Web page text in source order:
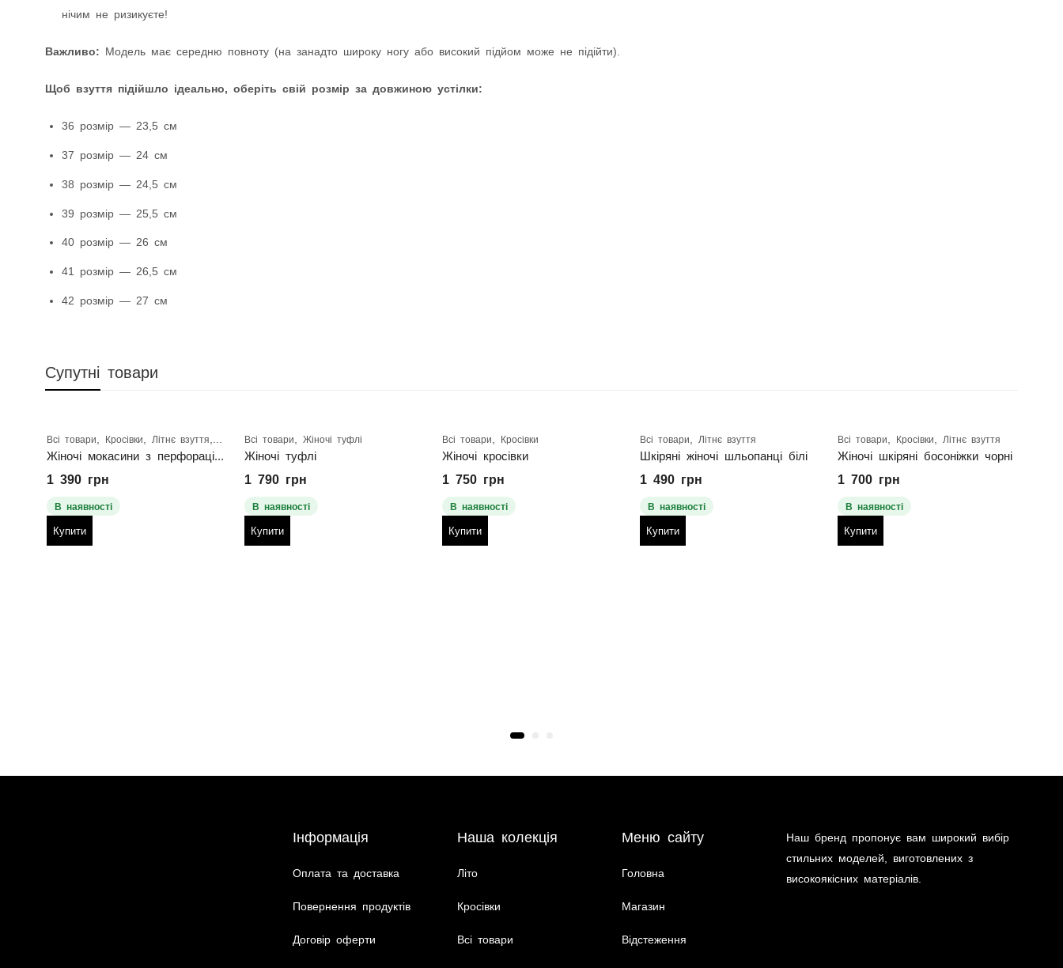
нічим не ризикуєте!
Важливо: Модель має середню повноту (на занадто широку ногу або високий підйом може не підійти).
Щоб взуття підійшло ідеально, оберіть свій розмір за довжиною устілки:
36 розмір — 23,5 см
37 розмір — 24 см
38 розмір — 24,5 см
39 розмір — 25,5 см
40 розмір — 26 см
41 розмір — 26,5 см
42 розмір — 27 см
Супутні товари
Всі товари Кросівки Літнє взуття Розпродаж туфлі, кросівки
1 390 грн
В наявності
Купити
Всі товари Жіночі туфлі
Жіночі туфлі
1 790 грн
В наявності
Купити
Всі товари Кросівки
Жіночі кросівки
1 750 грн
В наявності
Купити
Всі товари Літнє взуття
Шкіряні жіночі шльопанці білі
1 490 грн
В наявності
Купити
Всі товари Кросівки Літнє взуття
Жіночі шкіряні босоніжки чорні
1 700 грн
В наявності
Купити
Інформація
Оплата та доставка
Повернення продуктів
Договір оферти
Наша колекція
Літо
Кросівки
Всі товари
Меню сайту
Головна
Магазин
Відстеження
Наш бренд пропонує вам широкий вибір
стильних моделей, виготовлених з
високоякісних матеріалів.